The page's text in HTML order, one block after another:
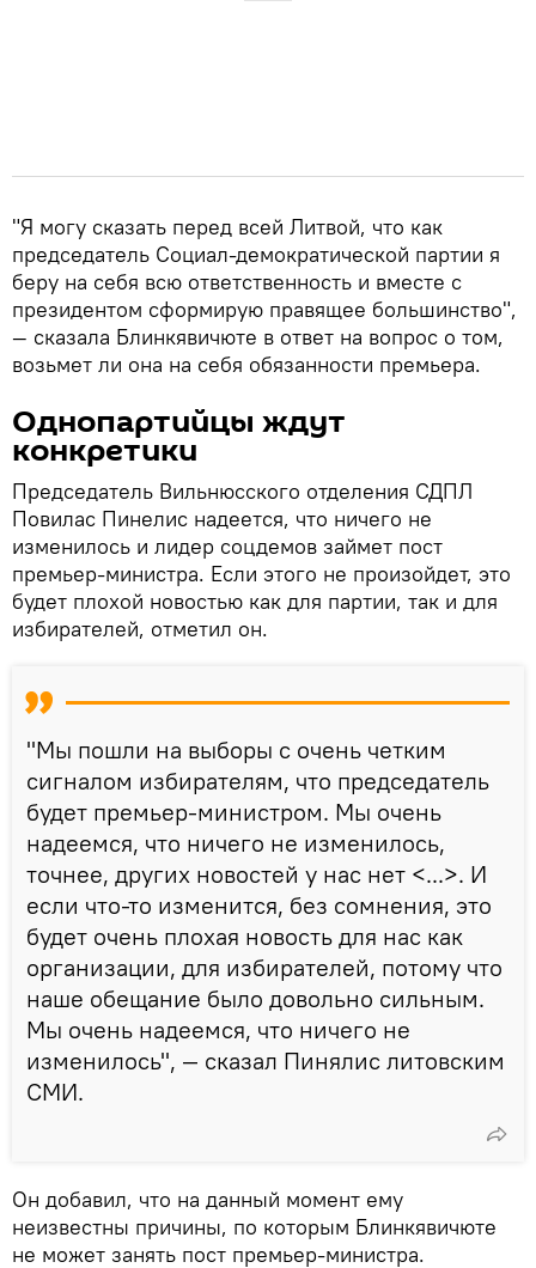
"Я могу сказать перед всей Литвой, что как
председатель Социал-демократической партии я
беру на себя всю ответственность и вместе с
президентом сформирую правящее большинство",
— сказала Блинкявичюте в ответ на вопрос о том,
возьмет ли она на себя обязанности премьера.
Однопартийцы ждут
конкретики
Председатель Вильнюсского отделения СДПЛ
Повилас Пинелис надеется, что ничего не
изменилось и лидер соцдемов займет пост
премьер-министра. Если этого не произойдет, это
будет плохой новостью как для партии, так и для
избирателей, отметил он.
"Мы пошли на выборы с очень четким
сигналом избирателям, что председатель
будет премьер-министром. Мы очень
надеемся, что ничего не изменилось,
точнее, других новостей у нас нет <...>. И
если что-то изменится, без сомнения, это
будет очень плохая новость для нас как
организации, для избирателей, потому что
наше обещание было довольно сильным.
Мы очень надеемся, что ничего не
изменилось", — сказал Пинялис литовским
СМИ.
Он добавил, что на данный момент ему
неизвестны причины, по которым Блинкявичюте
не может занять пост премьер-министра.